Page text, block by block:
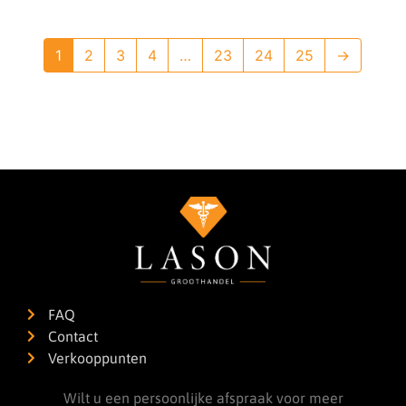
1 2 3 4 … 23 24 25 →
FAQ
Contact
Verkooppunten
Wilt u een persoonlijke afspraak voor meer